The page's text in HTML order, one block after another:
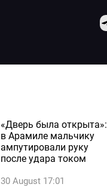
«Дверь была открыта»:
в Арамиле мальчику
ампутировали руку
после удара током
30 August 17:01